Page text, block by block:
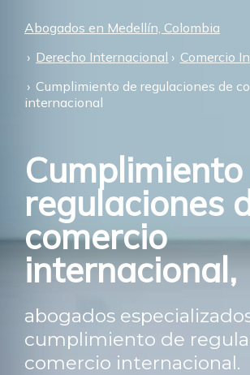
Abogados en Medellín, Colombia
Derecho Internacional
Comercio
Cumplimiento de regulaciones de
internacional
regulaciones
comercio
internacional,
abogados
cumplimiento de
comercio internacional.